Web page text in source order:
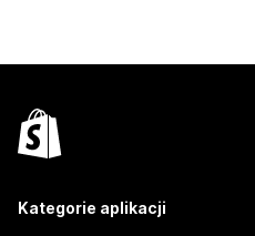
Kategorie aplikacji